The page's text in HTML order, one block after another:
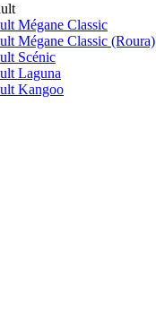
Mégane Classic
Mégane Classic (Roura)
Scénic
Laguna
Kangoo